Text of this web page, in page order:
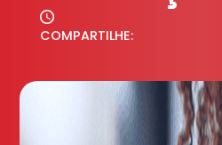
COMPARTILHE: